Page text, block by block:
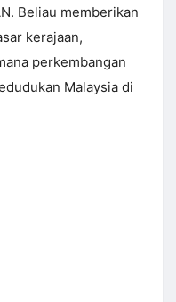
Beliau memberikan
kerajaan,
perkembangan
Malaysia di